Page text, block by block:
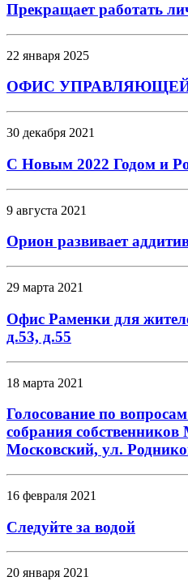
Прекращает работать
22 января 2025
ОФИС
30 декабря 2021
С Новым 2022 Годом и
9 августа 2021
Орион развивает
29 марта 2021
Офис Раменки для
д.53, д.55
18 марта 2021
Голосование по
собрания
Московский, ул.
16 февраля 2021
Следуйте за водой
20 января 2021